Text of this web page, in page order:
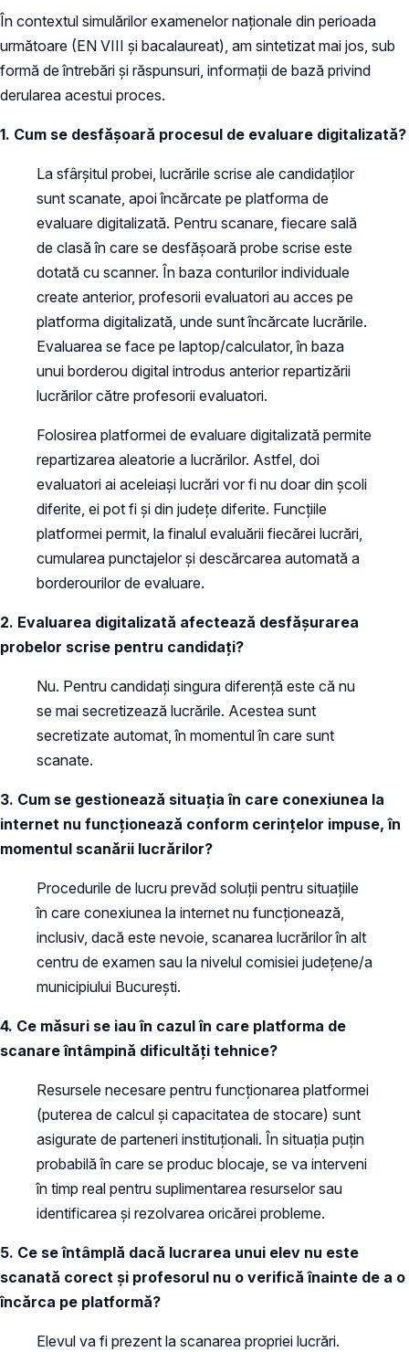
În contextul simulărilor examenelor naționale din perioada
următoare (EN VIII și bacalaureat), am sintetizat mai jos, sub
formă de întrebări și răspunsuri, informații de bază privind
derularea acestui proces.
1. Cum se desfășoară procesul de evaluare digitalizată?
La sfârșitul probei, lucrările scrise ale candidaților
sunt scanate, apoi încărcate pe platforma de
evaluare digitalizată. Pentru scanare, fiecare sală
de clasă în care se desfășoară probe scrise este
dotată cu scanner. În baza conturilor individuale
create anterior, profesorii evaluatori au acces pe
platforma digitalizată, unde sunt încărcate lucrările.
Evaluarea se face pe laptop/calculator, în baza
unui borderou digital introdus anterior repartizării
lucrărilor către profesorii evaluatori.
Folosirea platformei de evaluare digitalizată permite
repartizarea aleatorie a lucrărilor. Astfel, doi
evaluatori ai aceleiași lucrări vor fi nu doar din școli
diferite, ei pot fi și din județe diferite. Funcțiile
platformei permit, la finalul evaluării fiecărei lucrări,
cumularea punctajelor și descărcarea automată a
borderourilor de evaluare.
2. Evaluarea digitalizată afectează desfășurarea
probelor scrise pentru candidați?
Nu. Pentru candidați singura diferență este că nu
se mai secretizează lucrările. Acestea sunt
secretizate automat, în momentul în care sunt
scanate.
3. Cum se gestionează situația în care conexiunea la
internet nu funcționează conform cerințelor impuse, în
momentul scanării lucrărilor?
Procedurile de lucru prevăd soluții pentru situațiile
în care conexiunea la internet nu funcționează,
inclusiv, dacă este nevoie, scanarea lucrărilor în alt
centru de examen sau la nivelul comisiei județene/a
municipiului București.
4. Ce măsuri se iau în cazul în care platforma de
scanare întâmpină dificultăți tehnice?
Resursele necesare pentru funcționarea platformei
(puterea de calcul și capacitatea de stocare) sunt
asigurate de parteneri instituționali. În situația puțin
probabilă în care se produc blocaje, se va interveni
în timp real pentru suplimentarea resurselor sau
identificarea și rezolvarea oricărei probleme.
5. Ce se întâmplă dacă lucrarea unui elev nu este
scanată corect și profesorul nu o verifică înainte de a o
încărca pe platformă?
Elevul va fi prezent la scanarea propriei lucrări.